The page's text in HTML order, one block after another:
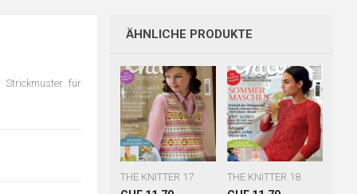
Strickmuster für
ÄHNLICHE PRODUKTE
THE KNITTER 17 THE KNITTER 18